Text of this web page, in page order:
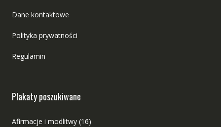
Dane kontaktowe
Polityka prywatności
Regulamin
Plakaty poszukiwane
Afirmacje i modlitwy (16)